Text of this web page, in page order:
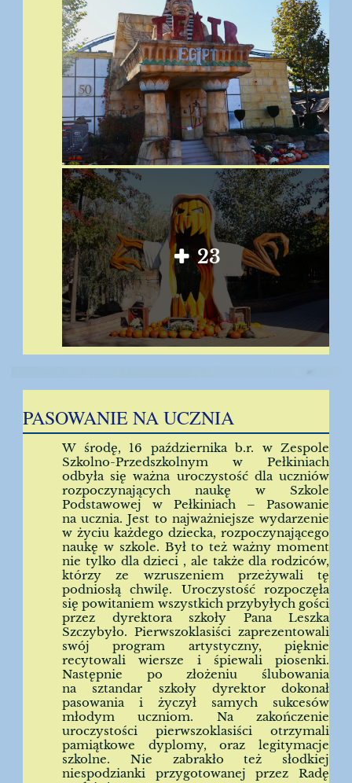
23
PASOWANIE NA UCZNIA
W środę, 16 października b.r. w Zespole
Szkolno-Przedszkolnym w Pełkiniach
odbyła się ważna uroczystość dla uczniów
rozpoczynających naukę w Szkole
Podstawowej w Pełkiniach – Pasowanie
na ucznia. Jest to najważniejsze wydarzenie
w życiu każdego dziecka, rozpoczynającego
naukę w szkole. Był to też ważny moment
nie tylko dla dzieci , ale także dla rodziców,
którzy ze wzruszeniem przeżywali tę
podniosłą chwilę. Uroczystość rozpoczęła
się powitaniem wszystkich przybyłych gości
przez dyrektora szkoły Pana Leszka
Szczybyło. Pierwszoklasiści zaprezentowali
swój program artystyczny, pięknie
recytowali wiersze i śpiewali piosenki.
Następnie po złożeniu ślubowania
na sztandar szkoły dyrektor dokonał
pasowania i życzył samych sukcesów
młodym uczniom. Na zakończenie
uroczystości pierwszoklasiści otrzymali
pamiątkowe dyplomy, oraz legitymacje
szkolne. Nie zabrakło też słodkiej
niespodzianki przygotowanej przez Radę